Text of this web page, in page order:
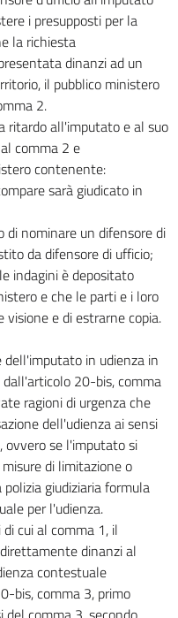
i presupposti per la
la richiesta
dinanzi ad un
il pubblico ministero
2.
ritardo all'imputato e al suo
comma 2 e
contenente:
sarà giudicato in
nominare un difensore di
da difensore di ufficio;
indagini è depositato
e che le parti e i loro
e di estrarne copia.
in udienza in
20-bis, comma
ragioni di urgenza che
dell'udienza ai sensi
ovvero se l'imputato si
di limitazione o
giudiziaria formula
per l'udienza.
cui al comma 1, il
dinanzi al
contestuale
bis, comma 3, primo